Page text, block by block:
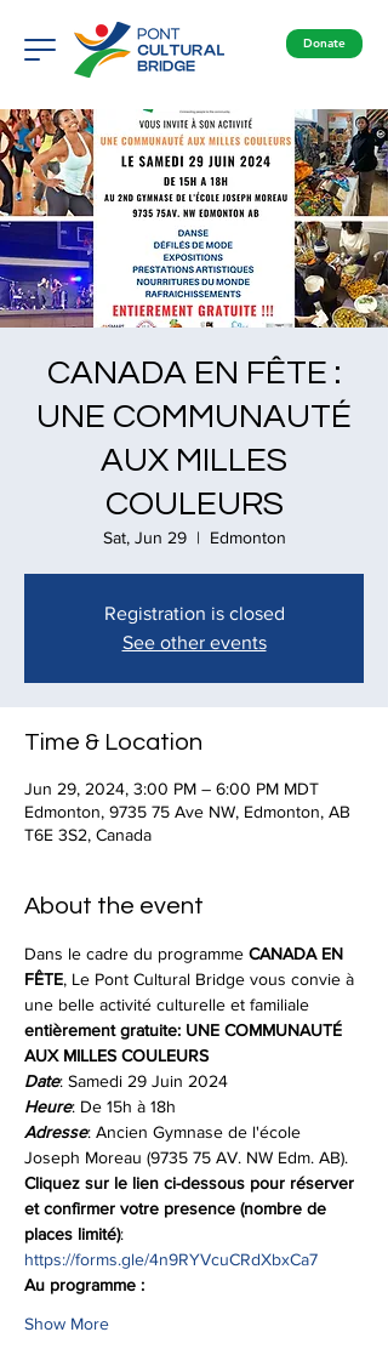
Donate
CANADA EN FÊTE :
UNE COMMUNAUTÉ
AUX MILLES
COULEURS
Sat, Jun 29
  |
Edmonton
Registration is closed
See other events
Time & Location
Jun 29, 2024, 3:00 PM – 6:00 PM MDT
Edmonton, 9735 75 Ave NW, Edmonton, AB
T6E 3S2, Canada
About the event
Dans le cadre du programme CANADA EN
FÊTE, Le Pont Cultural Bridge vous convie à
une belle activité culturelle et familiale
entièrement gratuite: UNE COMMUNAUTÉ
AUX MILLES COULEURS
Date: Samedi 29 Juin 2024
Heure: De 15h à 18h
Adresse: Ancien Gymnase de l'école
Joseph Moreau (9735 75 AV. NW Edm. AB).
Cliquez sur le lien ci-dessous pour réserver
et confirmer votre presence (nombre de
places limité):
https://forms.gle/4n9RYVcuCRdXbxCa7
Au programme :
Show More